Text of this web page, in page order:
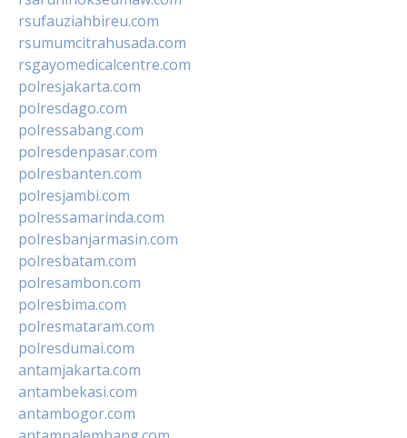
rsufauziahbireu.com
rsumumcitrahusada.com
rsgayomedicalcentre.com
polresjakarta.com
polresdago.com
polressabang.com
polresdenpasar.com
polresbanten.com
polresjambi.com
polressamarinda.com
polresbanjarmasin.com
polresbatam.com
polresambon.com
polresbima.com
polresmataram.com
polresdumai.com
antamjakarta.com
antambekasi.com
antambogor.com